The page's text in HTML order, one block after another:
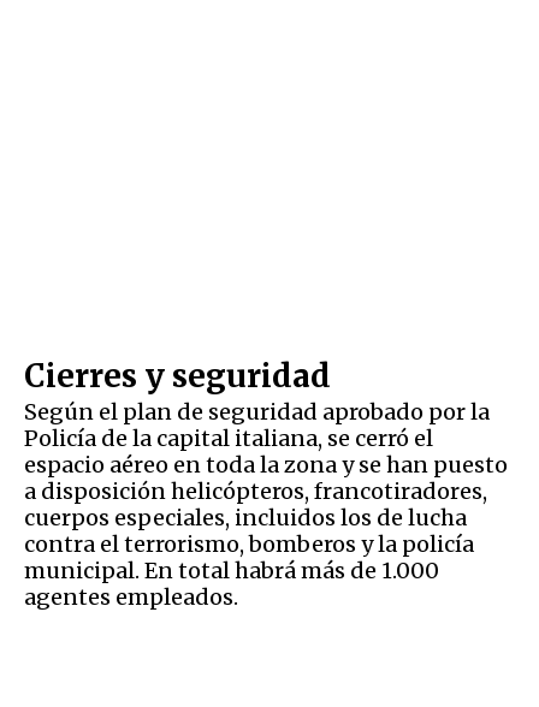
Cierres y seguridad
Según el plan de seguridad aprobado por la
Policía de la capital italiana, se cerró el
espacio aéreo en toda la zona y se han puesto
a disposición helicópteros, francotiradores,
cuerpos especiales, incluidos los de lucha
contra el terrorismo, bomberos y la policía
municipal. En total habrá más de 1.000
agentes empleados.